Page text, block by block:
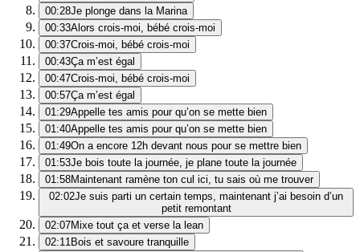
00:28Je plonge dans la Marina
00:33Alors crois-moi, bébé crois-moi
00:37Crois-moi, bébé crois-moi
00:43Ça m’est égal
00:47Crois-moi, bébé crois-moi
00:57Ça m’est égal
01:29Appelle tes amis pour qu’on se mette bien
01:40Appelle tes amis pour qu’on se mette bien
01:49On a encore 12h devant nous pour se mettre bien
01:53Je bois toute la journée, je plane toute la journée
01:58Maintenant ramène ton cul ici, tu sais où me trouver
02:02Je suis parti un certain temps, maintenant j’ai besoin d’un
petit remontant
02:07Mixe tout ça et verse la lean
02:11Bois et savoure tranquille